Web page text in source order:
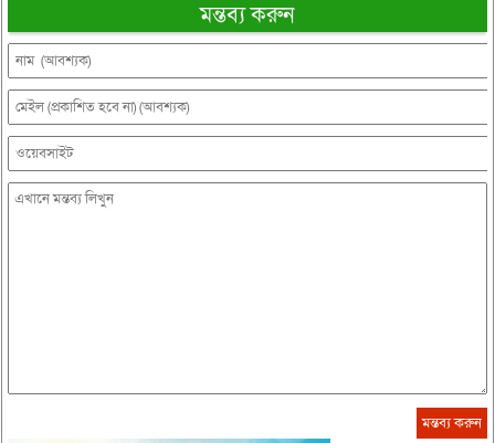
মন্তব্য করুন